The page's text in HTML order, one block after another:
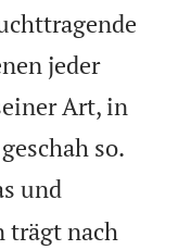
jeder
Art, in
so.
und
trägt nach